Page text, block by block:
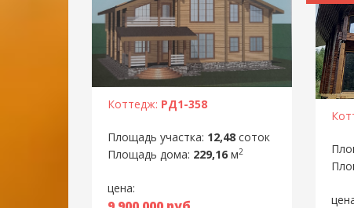
Коттедж: РД1-358
Площадь участка: 12,48 соток
Площадь дома: 229,16 м2
цена: